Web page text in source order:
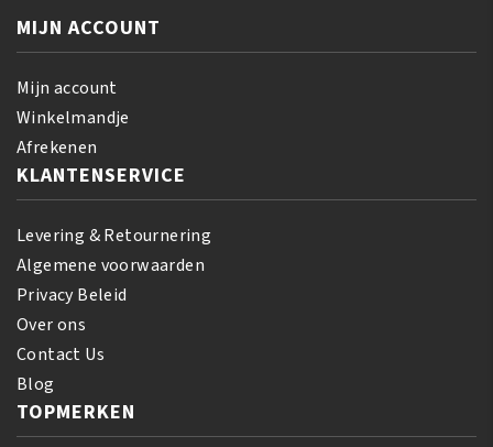
150
gr
aantal
MIJN ACCOUNT
Mijn account
Winkelmandje
Afrekenen
KLANTENSERVICE
Levering & Retournering
Algemene voorwaarden
Privacy Beleid
Over ons
Contact Us
Blog
TOPMERKEN